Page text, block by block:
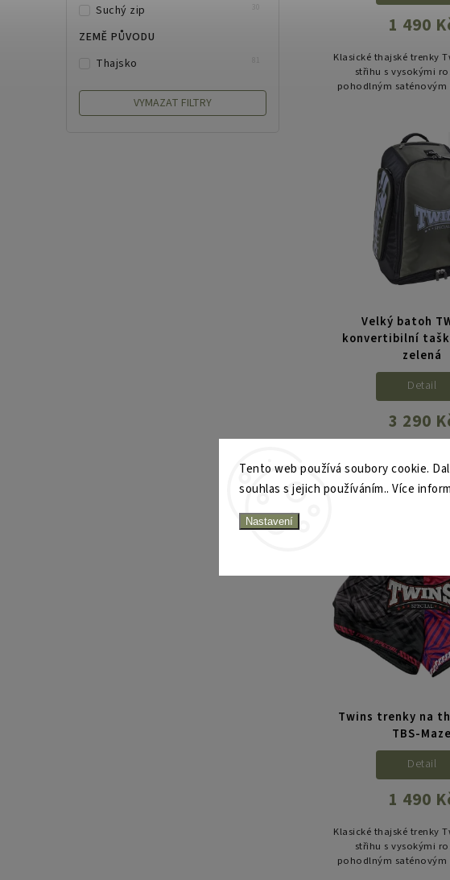
Tento web používá soubory cookie.
souhlas s jejich používáním.. Více
Nastavení
Suchý zip
30
ZEMĚ PŮVODU
Thajsko
VYMAZAT FILTRY
1 490
Klasické thajské trenky
střihu s vysokými
pohodlným
Velký batoh
konvertibilní
zelená
3 290
Detail
snadno přestavět na
sportovní tašku. Díky
materiálu a
Twins trenky na
TBS-Maze
1 490
Detail
Klasické thajské trenky
střihu s vysokými
pohodlným